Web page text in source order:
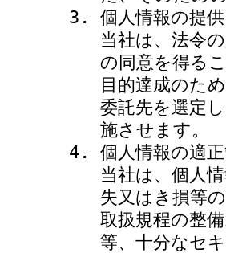
個人情報の提
当社は、法令
の同意を得る
目的達成のた
委託先を選定
施させます。
個人情報の適
当社は、個人
失又はき損等
取扱規程の整
等、十分なセ